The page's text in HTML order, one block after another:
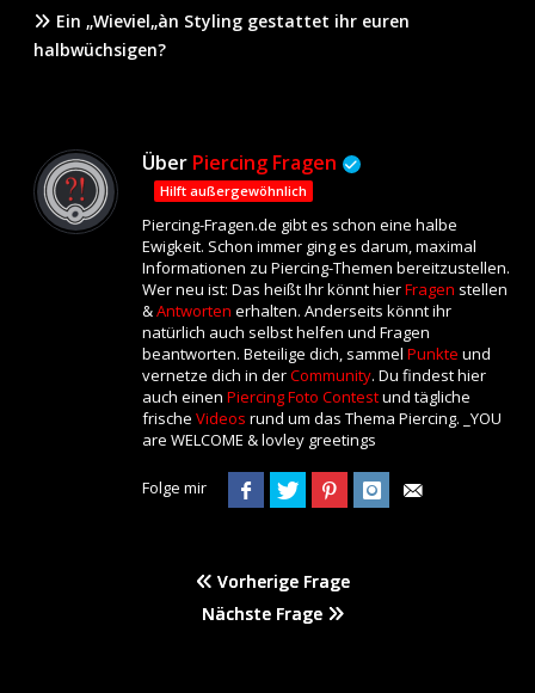
Ein „Wieviel„àn Styling gestattet ihr euren
halbwüchsigen?
Über Piercing Fragen
Hilft außergewöhnlich
Piercing-Fragen.de gibt es schon eine halbe
Ewigkeit. Schon immer ging es darum, maximal
Informationen zu Piercing-Themen bereitzustellen.
Wer neu ist: Das heißt Ihr könnt hierFragen stellen
&Antworten erhalten. Anderseits könnt ihr
natürlich auch selbst helfen und Fragen
beantworten. Beteilige dich, sammel Punkte und
vernetze dich in derCommunity. Du findest hier
auch einen Piercing Foto Contestund tägliche
frische Videos rund um das Thema Piercing. _YOU
are WELCOME & lovley greetings
Folge mir
Vorherige Frage
Nächste Frage